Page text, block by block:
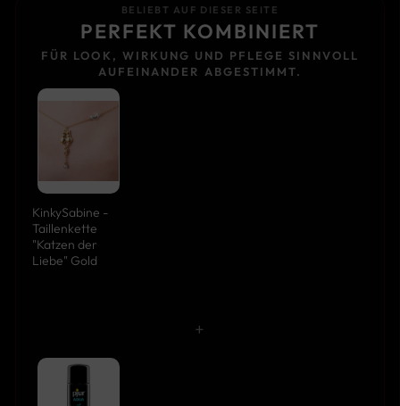
BELIEBT AUF DIESER SEITE
PERFEKT KOMBINIERT
FÜR LOOK, WIRKUNG UND PFLEGE SINNVOLL
AUFEINANDER ABGESTIMMT.
KinkySabine -
Taillenkette
"Katzen der
Liebe" Gold
+